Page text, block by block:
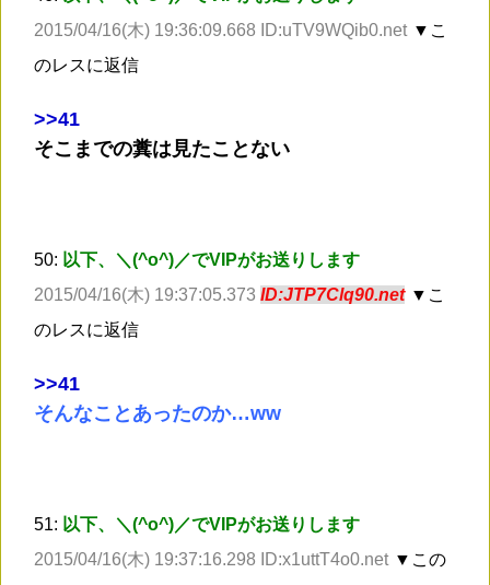
2015/04/16(木) 19:36:09.668 ID:uTV9WQib0.net ▼こ
のレスに返信
>>41
そこまでの糞は見たことない
50: 以下、＼(^o^)／でVIPがお送りします
2015/04/16(木) 19:37:05.373 ID:JTP7Clq90.net ▼こ
のレスに返信
>>41
そんなことあったのか…ww
51: 以下、＼(^o^)／でVIPがお送りします
2015/04/16(木) 19:37:16.298 ID:x1uttT4o0.net ▼この